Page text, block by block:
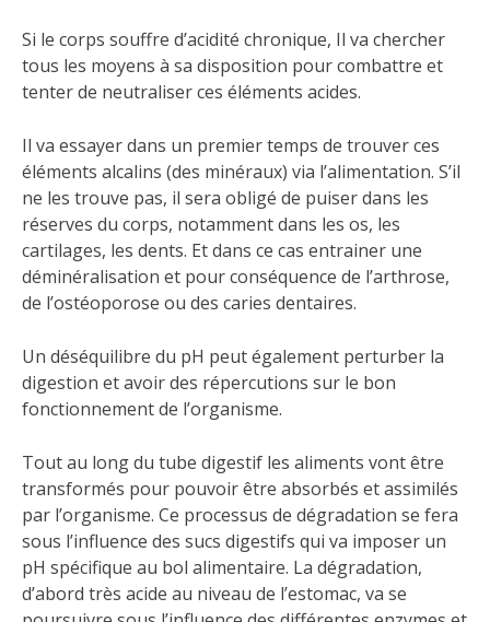
Si le corps souffre d’acidité chronique, Il va chercher
tous les moyens à sa disposition pour combattre et
tenter de neutraliser ces éléments acides.
Il va essayer dans un premier temps de trouver ces
éléments alcalins (des minéraux) via l’alimentation. S’il
ne les trouve pas, il sera obligé de puiser dans les
réserves du corps, notamment dans les os, les
cartilages, les dents. Et dans ce cas entrainer une
déminéralisation et pour conséquence de l’arthrose,
de l’ostéoporose ou des caries dentaires.
Un déséquilibre du pH peut également perturber la
digestion et avoir des répercutions sur le bon
fonctionnement de l’organisme.
Tout au long du tube digestif les aliments vont être
transformés pour pouvoir être absorbés et assimilés
par l’organisme. Ce processus de dégradation se fera
sous l’influence des sucs digestifs qui va imposer un
pH spécifique au bol alimentaire. La dégradation,
d’abord très acide au niveau de l’estomac, va se